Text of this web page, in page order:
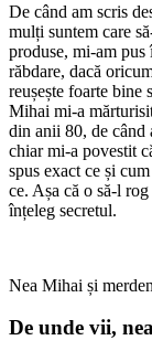
De când am scris
mulți suntem care
produse, mi-am pus
răbdare, dacă
reușește foarte bine
Mihai mi-a
din anii 80, de când
chiar mi-a povestit
spus exact ce și
ce. Așa că o să-l
înțeleg secretul.
Nea Mihai și
De unde vii,